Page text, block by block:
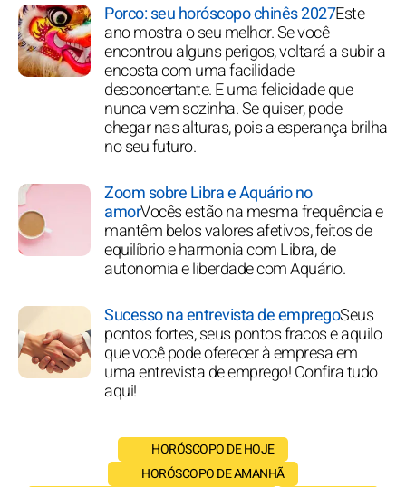
Porco: seu horóscopo chinês 2027Este
ano mostra o seu melhor. Se você
encontrou alguns perigos, voltará a subir a
encosta com uma facilidade
desconcertante. E uma felicidade que
nunca vem sozinha. Se quiser, pode
chegar nas alturas, pois a esperança brilha
no seu futuro.
Zoom sobre Libra e Aquário no
amorVocês estão na mesma frequência e
mantêm belos valores afetivos, feitos de
equilíbrio e harmonia com Libra, de
autonomia e liberdade com Aquário.
Sucesso na entrevista de empregoSeus
pontos fortes, seus pontos fracos e aquilo
que você pode oferecer à empresa em
uma entrevista de emprego! Confira tudo
aqui!
HORÓSCOPO DE HOJE
HORÓSCOPO DE AMANHÃ